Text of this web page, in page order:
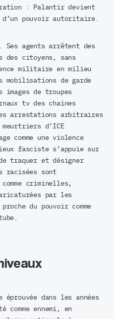
: Palantir devient
pouvoir autoritaire.
Ses agents arrêtent des
des citoyens, sans
militaire en milieu
mobilisations de garde
de troupes
tv des chaines
arrestations arbitraires
meurtriers d’ICE
comme une violence
fasciste s’appuie sur
traquer et désigner
racisées sont
criminelles,
par les
du pouvoir comme
éprouvée dans les années
comme ennemi, en